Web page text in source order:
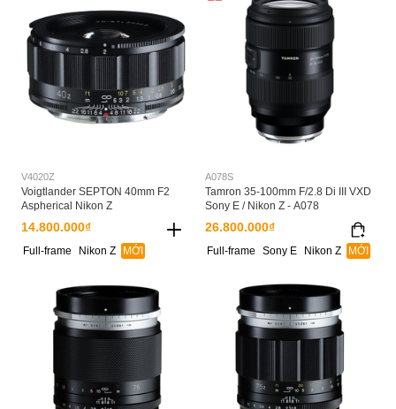
V4020Z
Voigtlander SEPTON 40mm F2
Aspherical Nikon Z
14.800.000₫
Full-frame Nikon Z MỚI
A078S
Tamron 35-100mm F/2.8 Di III VXD
Sony E / Nikon Z - A078
26.800.000₫
Full-frame Sony E Nikon Z MỚI